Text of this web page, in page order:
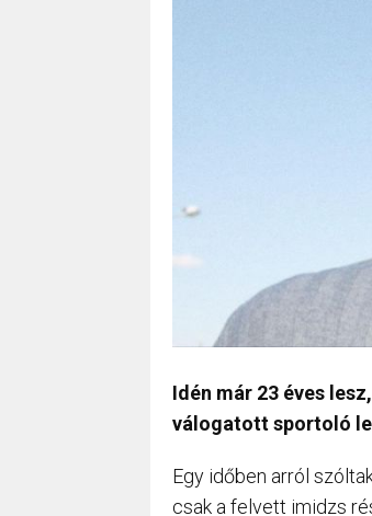
Idén már 23 éves
válogatott sportoló
Egy időben arról
csak a felvett imidzs